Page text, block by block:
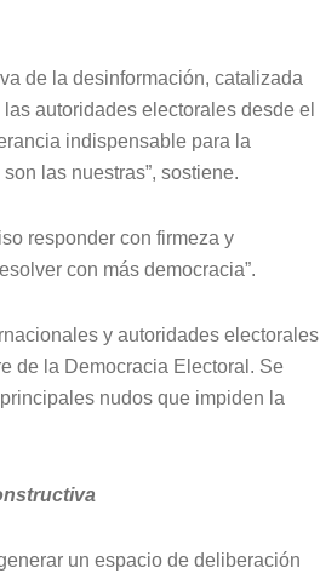
de la desinformación, catalizada
autoridades electorales desde el
indispensable para la
las nuestras”, sostiene.
responder con firmeza y
con más democracia”.
y autoridades electorales
de la Democracia Electoral. Se
nudos que impiden la
un espacio de deliberación